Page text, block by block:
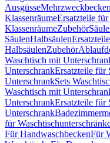
AusgüsseMehrzweckbecken
KlassenräumeErsatzteile
KlassenräumeZubehör
SäulenHalbsäulen
HalbsäulenZubehör
Waschtisch mit
UnterschrankErsatzteile für
UnterschrankSets
Waschtisch mit
UnterschrankErsatzteile für
Unterschrank
für
Für HandwaschbeckenFür